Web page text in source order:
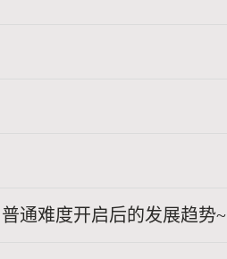
通难度开启后的发展趋势~